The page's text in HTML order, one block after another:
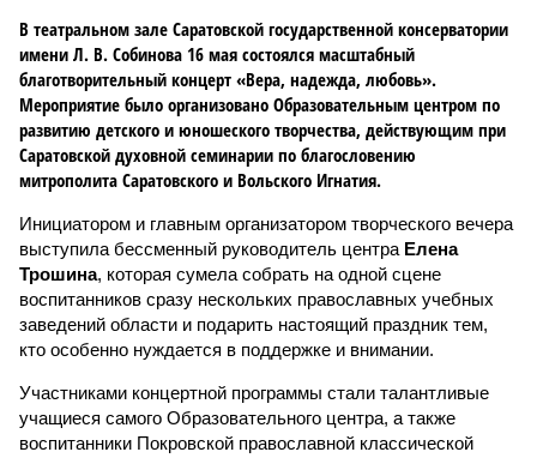
В театральном зале Саратовской государственной консерватории
имени Л. В. Собинова 16 мая состоялся масштабный
благотворительный концерт «Вера, надежда, любовь».
Мероприятие было организовано Образовательным центром по
развитию детского и юношеского творчества, действующим при
Саратовской духовной семинарии по благословению
митрополита Саратовского и Вольского Игнатия.
Инициатором и главным организатором творческого вечера
выступила бессменный руководитель центра Елена
Трошина, которая сумела собрать на одной сцене
воспитанников сразу нескольких православных учебных
заведений области и подарить настоящий праздник тем,
кто особенно нуждается в поддержке и внимании.
Участниками концертной программы стали талантливые
учащиеся самого Образовательного центра, а также
воспитанники Покровской православной классической